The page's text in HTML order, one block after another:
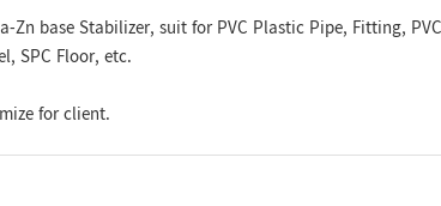
Zn base Stabilizer, suit for PVC Plastic Pipe, Fitting,
SPC Floor, etc.
for client.